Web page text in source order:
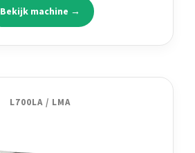
Bekijk machine →
L700LA / LMA